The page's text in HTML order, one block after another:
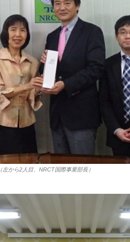
から2人目、NRCT国際事業部長）